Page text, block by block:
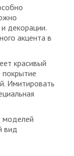
декорации.
акцента в
красивый
Имитировать
моделей
вид